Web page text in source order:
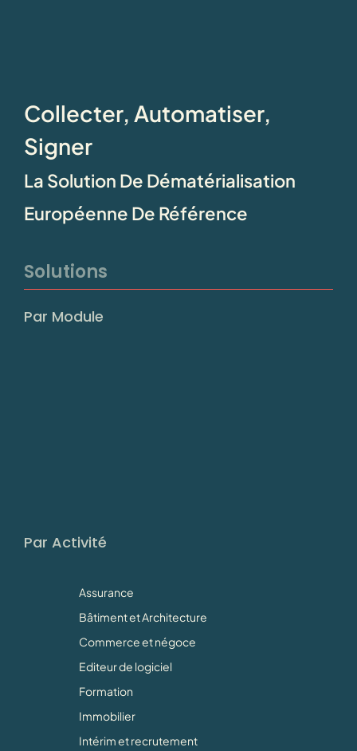
Collecter, Automatiser,
Signer
La Solution De Dématérialisation
Européenne De Référence
Solutions
Par Module
Par Activité
Assurance
Bâtiment et Architecture
Commerce et négoce
Editeur de logiciel
Formation
Immobilier
Intérim et recrutement